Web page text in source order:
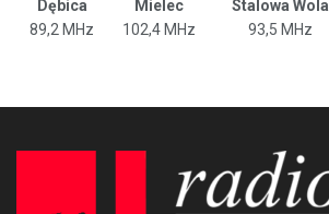
Dębica Mielec Stalowa Wola
89,2 MHz
102,4 MHz 93,5 MHz